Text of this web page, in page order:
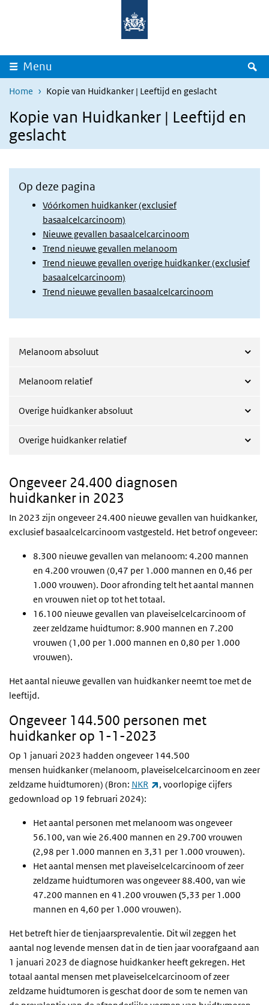
Overslaan en naar de inhoud gaan
Menu
Home Kopie van Huidkanker | Leeftijd en geslacht
Kopie van Huidkanker | Leeftijd en
geslacht
Op deze pagina
Vóórkomen huidkanker (exclusief
basaalcelcarcinoom)
Nieuwe gevallen basaalcelcarcinoom
Trend nieuwe gevallen melanoom
Trend nieuwe gevallen overige huidkanker (exclusief
basaalcelcarcinoom)
Trend nieuwe gevallen basaalcelcarcinoom
Melanoom absoluut
Melanoom relatief
Overige huidkanker absoluut
Overige huidkanker relatief
Ongeveer 24.400 diagnosen
huidkanker in 2023
In 2023 zijn ongeveer 24.400 nieuwe gevallen van huidkanker,
exclusief basaalcelcarcinoom vastgesteld. Het betrof ongeveer:
8.300 nieuwe gevallen van melanoom: 4.200 mannen
en 4.200 vrouwen (0,47 per 1.000 mannen en 0,46 per
1.000 vrouwen). Door afronding telt het aantal mannen
en vrouwen niet op tot het totaal.
16.100 nieuwe gevallen van plaveiselcelcarcinoom of
zeer zeldzame huidtumor: 8.900 mannen en 7.200
vrouwen (1,00 per 1.000 mannen en 0,80 per 1.000
vrouwen).
Het aantal nieuwe gevallen van huidkanker neemt toe met de
leeftijd.
Ongeveer 144.500 personen met
huidkanker op 1-1-2023
Op 1 januari 2023 hadden ongeveer 144.500
mensen huidkanker (melanoom, plaveiselcelcarcinoom en zeer
zeldzame huidtumoren) (Bron: NKR (externe link)
, voorlopige cijfers
gedownload op 19 februari 2024):
Het aantal personen met melanoom was ongeveer
56.100, van wie 26.400 mannen en 29.700 vrouwen
(2,98 per 1.000 mannen en 3,31 per 1.000 vrouwen).
Het aantal mensen met plaveiselcelcarcinoom of zeer
zeldzame huidtumoren was ongeveer 88.400, van wie
47.200 mannen en 41.200 vrouwen (5,33 per 1.000
mannen en 4,60 per 1.000 vrouwen).
Het betreft hier de tienjaarsprevalentie. Dit wil zeggen het
aantal nog levende mensen dat in de tien jaar voorafgaand aan
1 januari 2023 de diagnose huidkanker heeft gekregen. Het
totaal aantal mensen met plaveiselcelcarcinoom of zeer
zeldzame huidtumoren is geschat door de som te nemen van